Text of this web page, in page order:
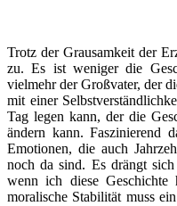
Trotz der Grausamkeit der
zu. Es ist weniger die
vielmehr der Großvater, der
mit einer
Tag legen kann, der die
ändern kann. Faszinierend
Emotionen, die auch
noch da sind. Es drängt
wenn ich diese
moralische Stabilität muss